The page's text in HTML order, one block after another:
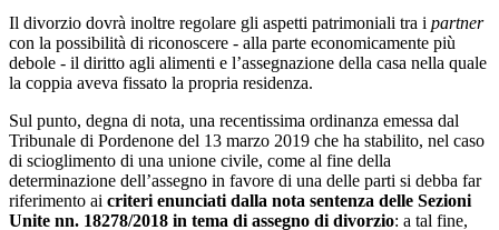
Il divorzio dovrà inoltre regolare gli aspetti patrimoniali tra i partner
con la possibilità di riconoscere - alla parte economicamente più
debole - il diritto agli alimenti e l’assegnazione della casa nella quale
la coppia aveva fissato la propria residenza.
Sul punto, degna di nota, una recentissima ordinanza emessa dal
Tribunale di Pordenone del 13 marzo 2019 che ha stabilito, nel caso
di scioglimento di una unione civile, come al fine della
determinazione dell’assegno in favore di una delle parti si debba far
riferimento ai criteri enunciati dalla nota sentenza delle Sezioni
Unite nn. 18278/2018 in tema di assegno di divorzio: a tal fine,